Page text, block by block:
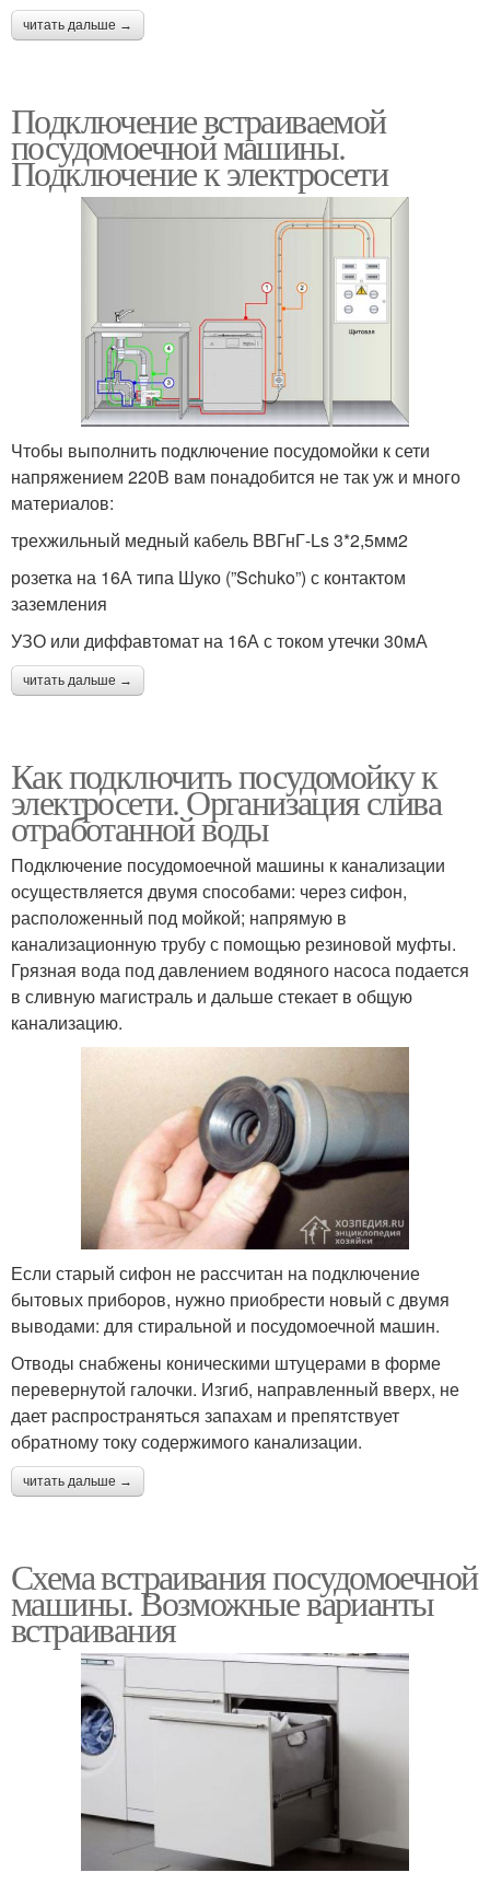
читать дальше →
Подключение встраиваемой
посудомоечной машины.
Подключение к электросети
Чтобы выполнить подключение посудомойки к сети
напряжением 220В вам понадобится не так уж и много
материалов:
трехжильный медный кабель ВВГнГ-Ls 3*2,5мм2
розетка на 16А типа Шуко (”Schuko”) с контактом
заземления
УЗО или диффавтомат на 16А с током утечки 30мА
читать дальше →
Как подключить посудомойку к
электросети. Организация слива
отработанной воды
Подключение посудомоечной машины к канализации
осуществляется двумя способами: через сифон,
расположенный под мойкой; напрямую в
канализационную трубу с помощью резиновой муфты.
Грязная вода под давлением водяного насоса подается
в сливную магистраль и дальше стекает в общую
канализацию.
Если старый сифон не рассчитан на подключение
бытовых приборов, нужно приобрести новый с двумя
выводами: для стиральной и посудомоечной машин.
Отводы снабжены коническими штуцерами в форме
перевернутой галочки. Изгиб, направленный вверх, не
дает распространяться запахам и препятствует
обратному току содержимого канализации.
читать дальше →
Схема встраивания посудомоечной
машины. Возможные варианты
встраивания